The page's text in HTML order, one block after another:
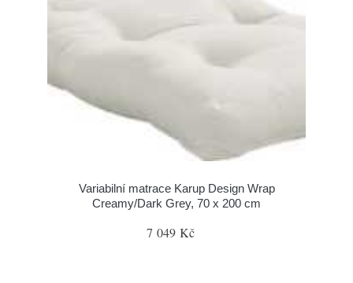
Variabilní matrace Karup Design Wrap
Creamy/Dark Grey, 70 x 200 cm
7 049 Kč